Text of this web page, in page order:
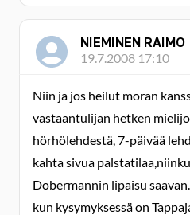
NIEMINEN RAIMO
19.7.2008 17:10
Niin ja jos heilut moran
vastaantulijan hetken
hörhölehdestä, 7-päivää
kahta sivua
Dobermannin lipaisu
kun kysymyksessä on